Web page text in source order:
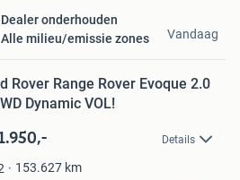
Dealer onderhouden
Alle milieu/emissie zones
Vandaag
Rover Range Rover Evoque 2.0
Dynamic VOL!
Details
153.627 km